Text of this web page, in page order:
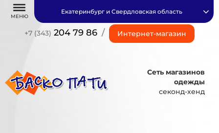
МЕНЮ
+7 (343) 204 79 86 / Интернет-магазин
Екатеринбург и Свердловская область
Сеть магазинов
одежды
секонд-хенд